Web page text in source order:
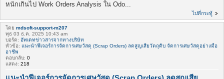
หนักเกินไป Work Orders Analysis ใน Odo...
ไปที่กระทู้
โดย mdsoft-support-m207
พุธ 03 ธ.ค. 2025 10:43 am
บอร์ด: อัพเดทข่าวสารจากทางบริษัท
หัวข้อ: แนะนำฟีเจอร์การจัดการเศษวัสดุ (Scrap Orders) ลดสูญเสียวัตถุดิบ จัดการเศษวัสดุอย่างมือ
อาชีพ
ตอบกลับ: 0
แสดง: 218